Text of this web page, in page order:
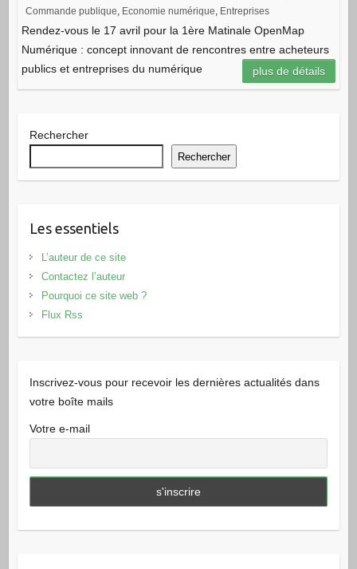
Commande publique, Economie numérique, Entreprises
Rendez-vous le 17 avril pour la 1ère Matinale OpenMap
Numérique : concept innovant de rencontres entre acheteurs
publics et entreprises du numérique
plus de détails
Rechercher
Rechercher
Les essentiels
L’auteur de ce site
Contactez l’auteur
Pourquoi ce site web ?
Flux Rss
Inscrivez-vous pour recevoir les dernières actualités dans
votre boîte mails
Votre e-mail